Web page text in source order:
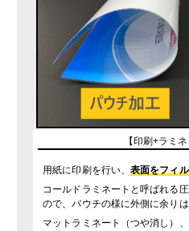
【印刷+ラミ
用紙に印刷を行い、表面をフィ
コールドラミネートと呼ばれる
ので、パウチの様に外側に余りは
マットラミネート（つや消し）